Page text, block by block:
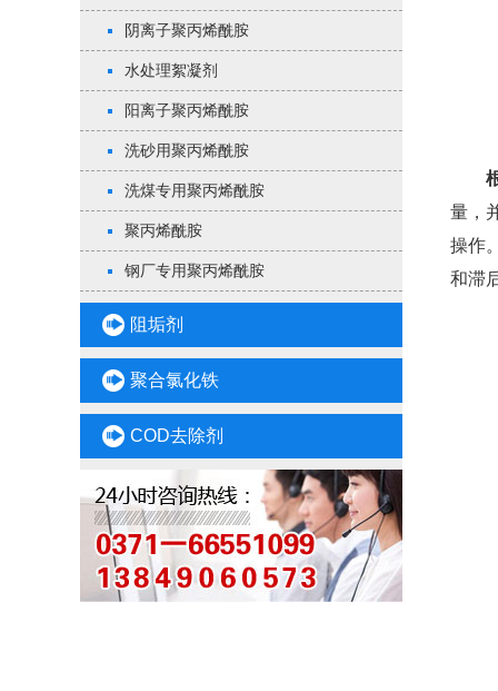
阴离子聚丙烯酰胺
水处理絮凝剂
阳离子聚丙烯酰胺
洗砂用聚丙烯酰胺
洗煤专用聚丙烯酰胺
聚丙烯酰胺
钢厂专用聚丙烯酰胺
阻垢剂
聚合氯化铁
COD去除剂
量，
操作
和滞